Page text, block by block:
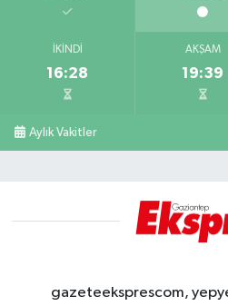
İKINDI
16:28
AKŞAM
19:39
Aylık Vakitler
gazeteeksprescom,